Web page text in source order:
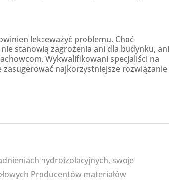
lekceważyć problemu. Choć
stanowią zagrożenia ani dla budynku, ani
Wykwalifikowani specjaliści na
najkorzystniejsze rozwiązanie
hydroizolacyjnych, swoje
Producentów materiałów